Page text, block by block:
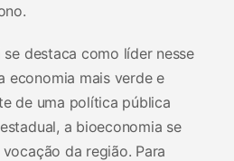
destaca como líder nesse
economia mais verde e
de uma política pública
a bioeconomia se
da região. Para